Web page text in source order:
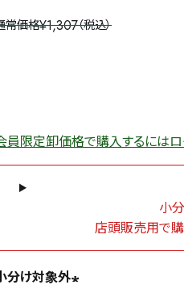
常価格¥1,307 税込
員限定卸価格で購入するにはロ
小
店頭販売用で
分け対象外